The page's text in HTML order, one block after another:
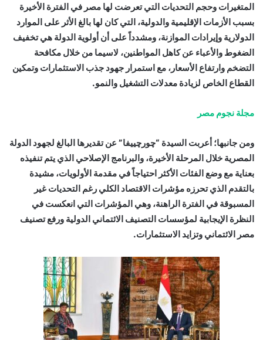
المتغيرات وحجم التحديات التي تعرضت لها مصر في الفترة الأخيرة
بسبب الأزمات الإقليمية والدولية، التي كان لها بالغ الأثر على الموارد
الدولارية وإيرادات الموازنة، ومشدداً على أن أولوية الدولة هي تخفيف
الضغوط والأعباء عن كاهل المواطنين، لاسيما من خلال مكافحة
التضخم وارتفاع الأسعار، مع استمرار جهود جذب الاستثمارات وتمكين
القطاع الخاص لزيادة معدلات التشغيل والنمو.
مجلة نجوم مصر
ومن جانبها؛ أعربت السيدة “چورچييفا” عن تقديرها البالغ لجهود الدولة
المصرية خلال المرحلة الأخيرة، والبرنامج الإصلاحي الذي يتم تنفيذه
بعناية مع وضع الفئات الأكثر احتياجاً في مقدمة الأولويات، مشيدة
بالتقدم الذي تحرزه مؤشرات الاقتصاد الكلي رغم التحديات غير
المسبوقة في الفترة الراهنة، وهي المؤشرات التي انعكست في
النظرة الإيجابية لمؤسسات التصنيف الائتماني الدولية ورفع تصنيف
مصر الائتماني وتزايد الاستثمارات.